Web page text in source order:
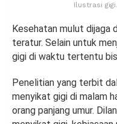
Ilustrasi
Kesehatan mulut dijaga
teratur. Selain untuk
gigi di waktu tertentu
Penelitian yang terbit
menyikat gigi di malam
orang panjang umur.